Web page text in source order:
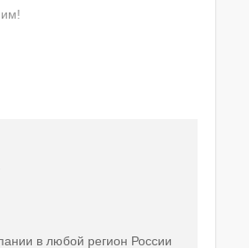
в любой регион России